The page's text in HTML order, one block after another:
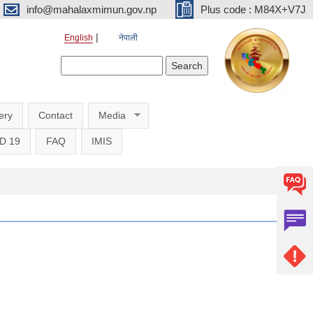
info@mahalaxmimun.gov.np Plus code : M84X+V7J
English नेपाली
Contact Media
19 FAQ IMIS